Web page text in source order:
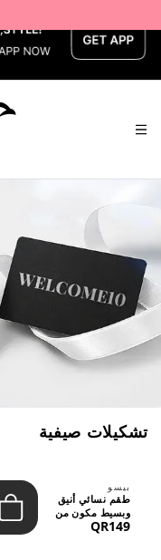
تشكيلات صيفية
بيسو
طقم نسائي أنيق
وبسيط مكون من
قطعتين - تصميم
QR149